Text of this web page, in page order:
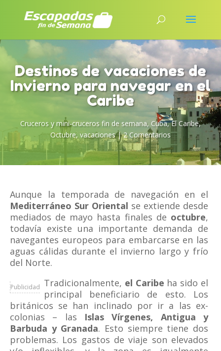
Destinos de vacaciones de
Invierno para navegar en el
Caribe
Cruceros y mini-cruceros fin de semana, Cuba,El Caribe,
Octubre, vacaciones|2 Comentarios
Aunque la temporada de navegación en el
Mediterráneo Sur Oriental se extiende desde
mediados de mayo hasta finales de octubre,
todavía existe una importante demanda de
navegantes europeos para embarcarse en las
aguas cálidas durante el invierno largo y frío
del Norte.
Publicidad Tradicionalmente, el Caribe ha sido el
principal beneficiario de esto. Los
británicos se han inclinado por ir a las ex-
colonias – las Islas Vírgenes, Antigua y
Barbuda y Granada. Esto siempre tiene dos
problemas. Los gastos de viaje son elevados